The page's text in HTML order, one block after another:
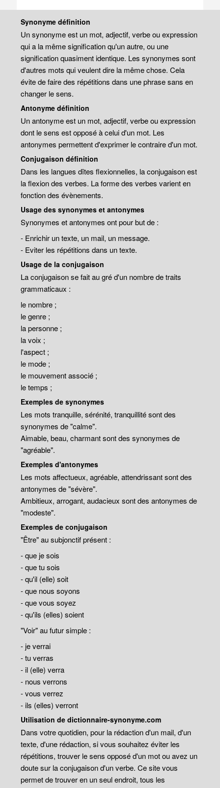
Synonyme définition
Un synonyme est un mot, adjectif, verbe ou expression
qui a la même signification qu'un autre, ou une
signification quasiment identique. Les synonymes sont
d'autres mots qui veulent dire la même chose. Cela
évite de faire des répétitions dans une phrase sans en
changer le sens.
Antonyme définition
Un antonyme est un mot, adjectif, verbe ou expression
dont le sens est opposé à celui d'un mot. Les
antonymes permettent d'exprimer le contraire d'un mot.
Conjugaison définition
Dans les langues dîtes flexionnelles, la conjugaison est
la flexion des verbes. La forme des verbes varient en
fonction des évènements.
Usage des synonymes et antonymes
Synonymes et antonymes ont pour but de :
- Enrichir un texte, un mail, un message.
- Eviter les répétitions dans un texte.
Usage de la conjugaison
La conjugaison se fait au gré d'un nombre de traits
grammaticaux :
le nombre ;
le genre ;
la personne ;
la voix ;
l'aspect ;
le mode ;
le mouvement associé ;
le temps ;
Exemples de synonymes
Les mots tranquille, sérénité, tranquillité sont des
synonymes de "calme".
Aimable, beau, charmant sont des synonymes de
"agréable".
Exemples d'antonymes
Les mots affectueux, agréable, attendrissant sont des
antonymes de "sévère".
Ambitieux, arrogant, audacieux sont des antonymes de
"modeste".
Exemples de conjugaison
"Être" au subjonctif présent :
- que je sois
- que tu sois
- qu'il (elle) soit
- que nous soyons
- que vous soyez
- qu'ils (elles) soient
"Voir" au futur simple :
- je verrai
- tu verras
- il (elle) verra
- nous verrons
- vous verrez
- ils (elles) verront
Utilisation de dictionnaire-synonyme.com
Dans votre quotidien, pour la rédaction d'un mail, d'un
texte, d'une rédaction, si vous souhaitez éviter les
répétitions, trouver le sens opposé d'un mot ou avez un
doute sur la conjugaison d'un verbe. Ce site vous
permet de trouver en un seul endroit, tous les